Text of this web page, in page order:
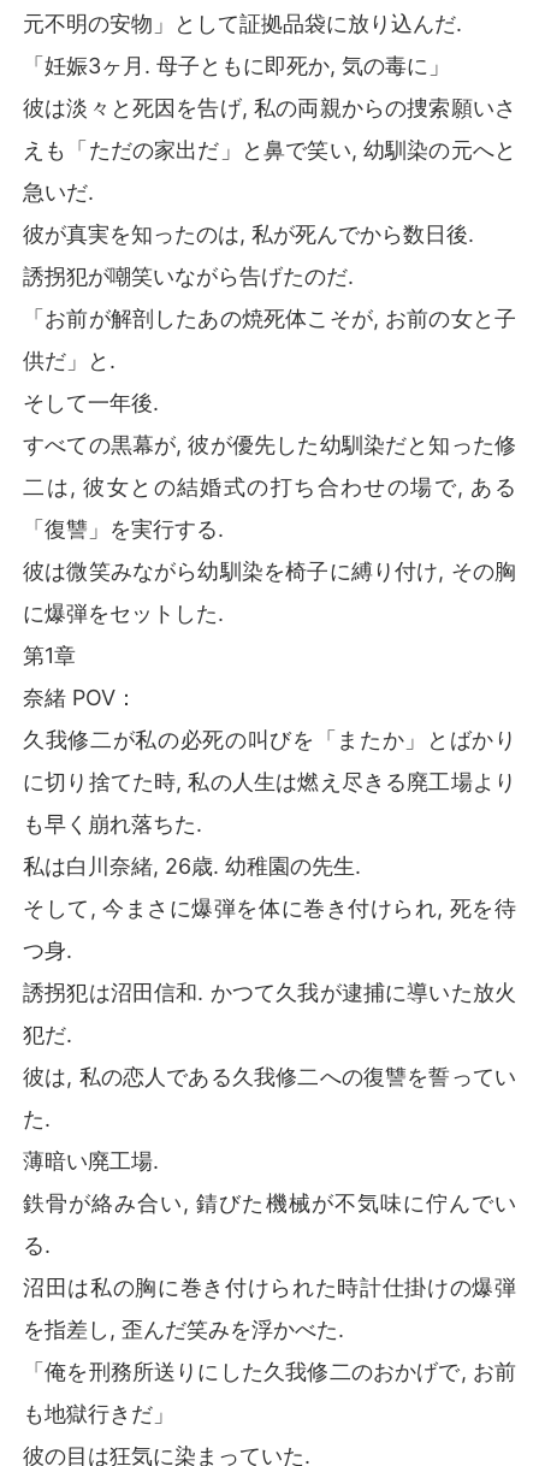
そして一年後.
すべての黒幕が, 彼が優先した幼馴染だと知った修二は,
彼女との結婚式の打ち合わせの場で, ある「復讐」を実
行する.
彼は微笑みながら幼馴染を椅子に縛り付け, その胸に爆弾
をセットした.
元不明の安物」として証拠品袋に放り込んだ.
「妊娠3ヶ月. 母子ともに即死か, 気の毒に」
彼は淡々と死因を告げ, 私の両親からの捜索願いさ
えも「ただの家出だ」と鼻で笑い, 幼馴染の元へと
急いだ.
彼が真実を知ったのは, 私が死んでから数日後.
誘拐犯が嘲笑いながら告げたのだ.
「お前が解剖したあの焼死体こそが, お前の女と子
供だ」と.
そして一年後.
すべての黒幕が, 彼が優先した幼馴染だと知った修
二は, 彼女との結婚式の打ち合わせの場で, ある
「復讐」を実行する.
彼は微笑みながら幼馴染を椅子に縛り付け, その胸
に爆弾をセットした.
第1章
奈緒 POV：
久我修二が私の必死の叫びを「またか」とばかり
に切り捨てた時, 私の人生は燃え尽きる廃工場より
も早く崩れ落ちた.
私は白川奈緒, 26歳. 幼稚園の先生.
そして, 今まさに爆弾を体に巻き付けられ, 死を待
つ身.
誘拐犯は沼田信和. かつて久我が逮捕に導いた放火
犯だ.
彼は, 私の恋人である久我修二への復讐を誓ってい
た.
薄暗い廃工場.
鉄骨が絡み合い, 錆びた機械が不気味に佇んでい
る.
沼田は私の胸に巻き付けられた時計仕掛けの爆弾
を指差し, 歪んだ笑みを浮かべた.
「俺を刑務所送りにした久我修二のおかげで, お前
も地獄行きだ」
彼の目は狂気に染まっていた.